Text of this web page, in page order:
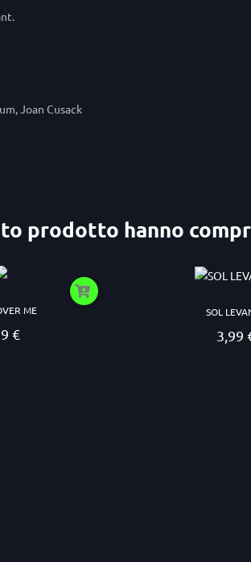
Joan Cusack
prodotto hanno
ME
Prezzo
€
SOL
3,99